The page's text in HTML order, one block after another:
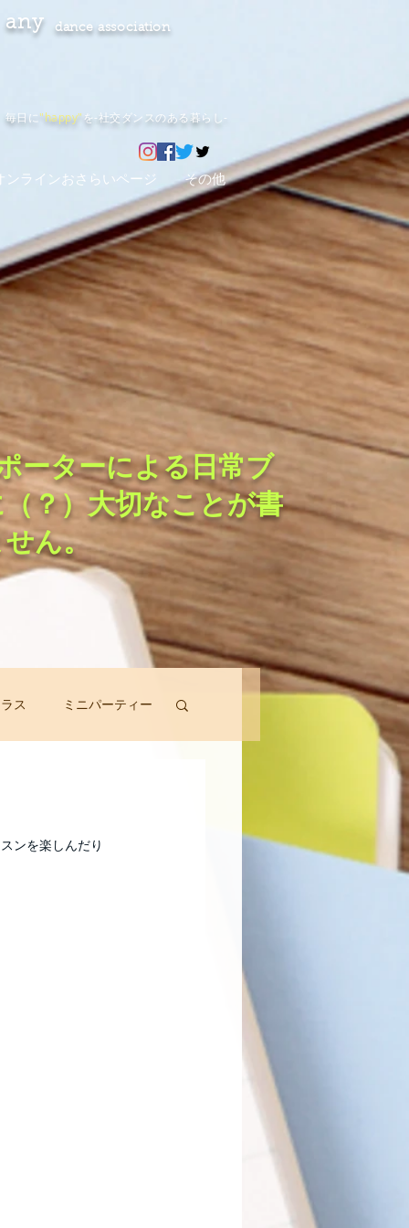
any dance association
毎日に"happy" を-社交ダンスのある暮らし-
ンラインおさらいページ その他
ーターによる日常ブ
？）大切なことが書
ん。
ス ミニパーティー
ンを楽しんだり